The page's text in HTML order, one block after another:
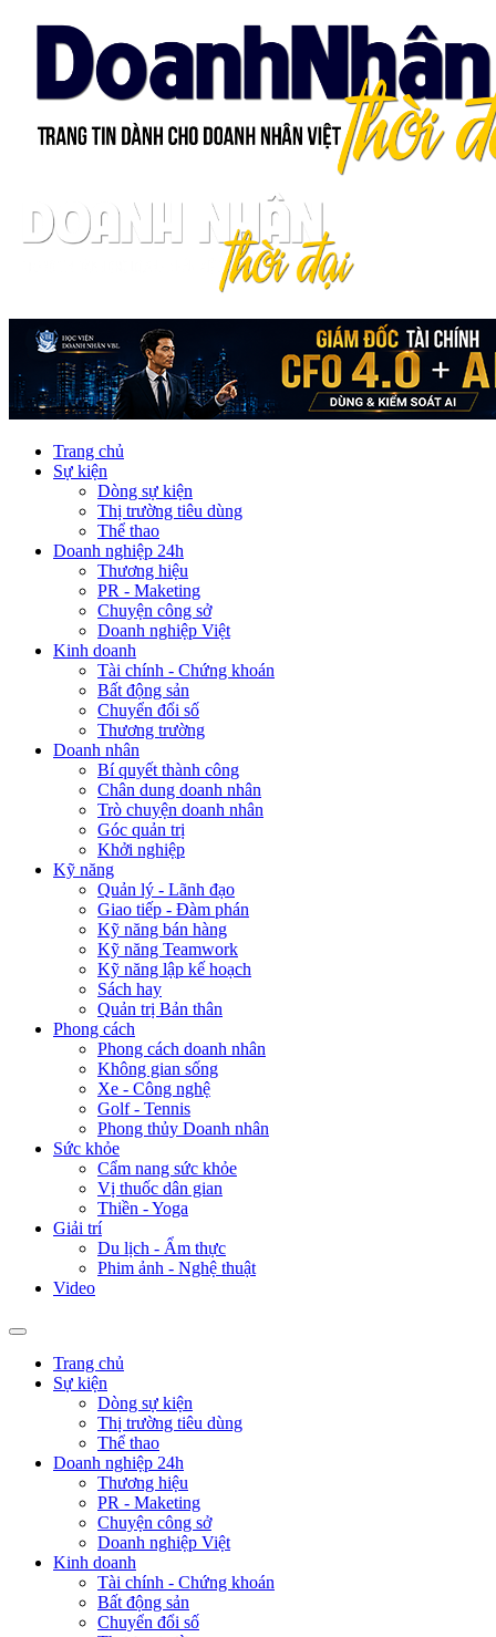
Trang chủ
Sự kiện
Dòng sự kiện
Thị trường tiêu dùng
Thể thao
Doanh nghiệp 24h
Thương hiệu
PR - Maketing
Chuyện công sở
Doanh nghiệp Việt
Kinh doanh
Tài chính - Chứng khoán
Bất động sản
Chuyển đổi số
Thương trường
Doanh nhân
Bí quyết thành công
Chân dung doanh nhân
Trò chuyện doanh nhân
Góc quản trị
Khởi nghiệp
Kỹ năng
Quản lý - Lãnh đạo
Giao tiếp - Đàm phán
Kỹ năng bán hàng
Kỹ năng Teamwork
Kỹ năng lập kế hoạch
Sách hay
Quản trị Bản thân
Phong cách
Phong cách doanh nhân
Không gian sống
Xe - Công nghệ
Golf - Tennis
Phong thủy Doanh nhân
Sức khỏe
Cẩm nang sức khỏe
Vị thuốc dân gian
Thiền - Yoga
Giải trí
Du lịch - Ẩm thực
Phim ảnh - Nghệ thuật
Video
Trang chủ
Sự kiện
Dòng sự kiện
Thị trường tiêu dùng
Thể thao
Doanh nghiệp 24h
Thương hiệu
PR - Maketing
Chuyện công sở
Doanh nghiệp Việt
Kinh doanh
Tài chính - Chứng khoán
Bất động sản
Chuyển đổi số